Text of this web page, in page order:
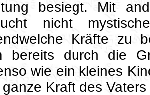
besiegt. Mit
nicht
Kräfte zu
bereits durch die
wie ein kleines
ganze Kraft des